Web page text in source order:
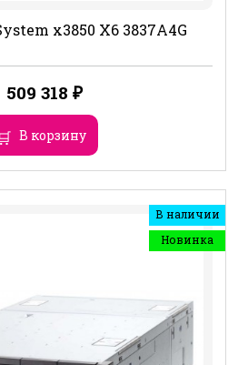
x3850 X6 3837A4G
509 318 ₽
В корзину
В наличии
Новинка